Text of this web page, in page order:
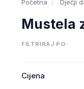
Početna Dječji
Mustela
FILTRIRAJ PO:
Cijena